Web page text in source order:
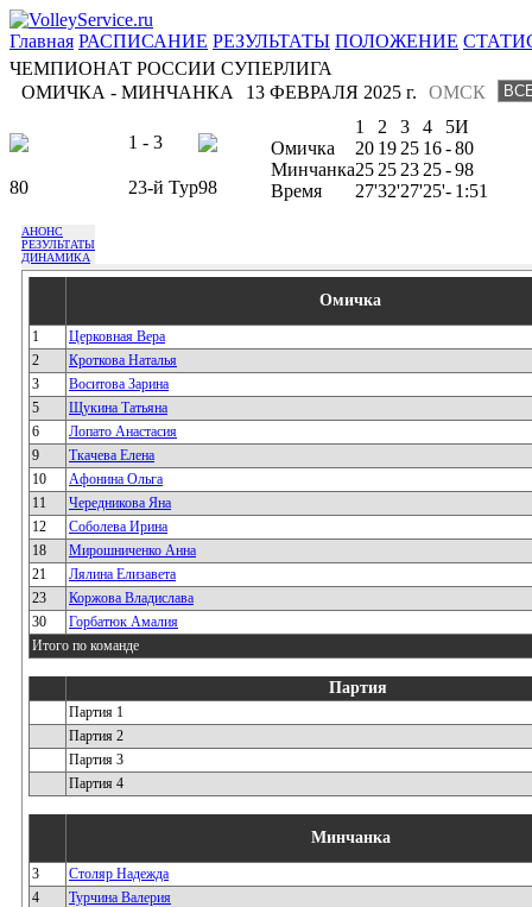
Главная РАСПИСАНИЕ РЕЗУЛЬТАТЫ ПОЛОЖЕНИЕ
ЧЕМПИОНАТ РОССИИ СУПЕРЛИГА
ОМИЧКА - МИНЧАНКА
ОМСК
13 ФЕВРАЛЯ 2025 г.
1 - 3
80 23-й Тур98
1 2 3 4 5И
Омичка
20 19 25 16-80
Минчанка25 25 23 25-98
Время
27'32'27'25'- 1:51
АНОНС
РЕЗУЛЬТАТЫ
ДИНАМИКА
Омичка
1
Церковная Вера
2
Кроткова Наталья
3
Воситова Зарина
5
Щукина Татьяна
6
Лопато Анастасия
9
Ткачева Елена
10
Афонина Ольга
11
Чередникова Яна
12
Соболева Ирина
18
Мирошниченко Анна
21
Лялина Елизавета
23
Коржова Владислава
30
Горбатюк Амалия
Итого по команде
Партия
Партия 1
Партия 2
Партия 3
Партия 4
Минчанка
3
Столяр Надежда
4
Турчина Валерия